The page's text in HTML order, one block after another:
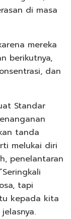
di masa
mereka
berikutnya,
dan
Standar
tanda
melukai diri
penelantaran
tapi
kepada kita